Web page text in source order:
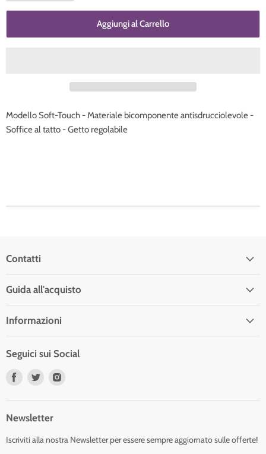
Aggiungi al Carrello
Modello Soft-Touch - Materiale bicomponente antisdrucciolevole -
Soffice al tatto - Getto regolabile
Contatti
Guida all'acquisto
Informazioni
Seguici sui Social
Trovaci
Trovaci
Newsletter
Iscriviti alla nostra Newsletter per essere sempre aggiornato sulle offerte!